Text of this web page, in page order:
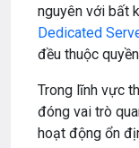
nguyên với bất
Dedicated
đều thuộc
Trong lĩnh vực
đóng vai trò
hoạt động ổn